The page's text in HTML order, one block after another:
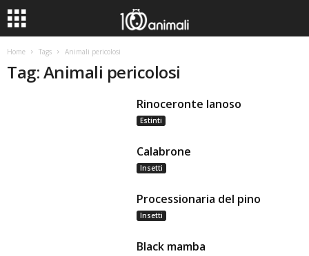
Home Tags Animali pericolosi
Tag: Animali pericolosi
Rinoceronte lanoso
Estinti
Calabrone
Insetti
Processionaria del pino
Insetti
Black mamba